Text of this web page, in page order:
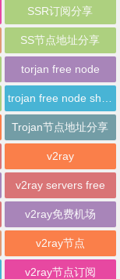
SSR订阅分享
SS节点地址分享
torjan free node
Trojan节点地址分享
v2ray
v2ray servers free
v2ray免费机场
v2ray节点
v2ray节点订阅